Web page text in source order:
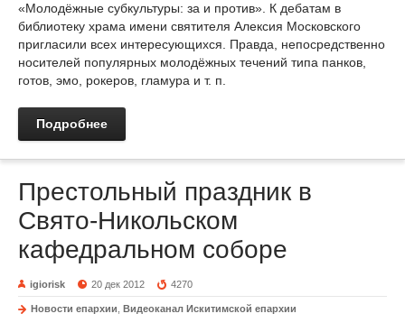
«Молодёжные субкультуры: за и против». К дебатам в
библиотеку храма имени святителя Алексия Московского
пригласили всех интересующихся. Правда, непосредственно
носителей популярных молодёжных течений типа панков,
готов, эмо, рокеров, гламура и т. п.
Подробнее
Престольный праздник в
Свято-Никольском
кафедральном соборе
igiorisk 20 дек 2012 4270
Новости епархии Видеоканал Искитимской епархии